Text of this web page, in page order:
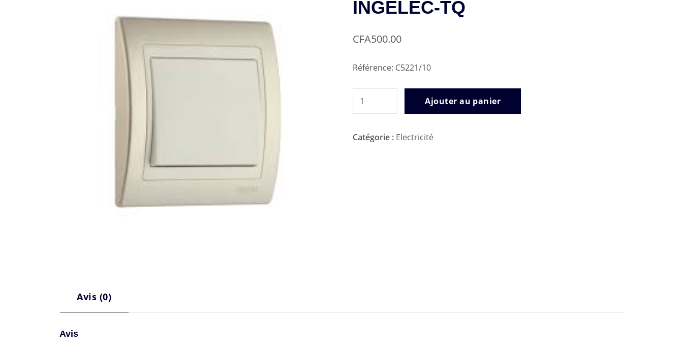
INGELEC-TQ
CFA500.00
Référence: C5221/10
SIMPLE
Ajouter au panier
Catégorie : Electricité
Avis (0)
Avis